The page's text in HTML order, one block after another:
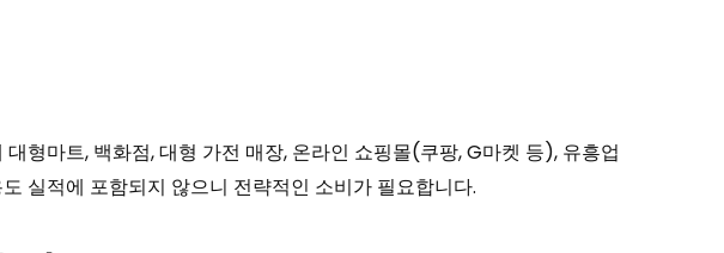
형마트, 백화점, 대형 가전 매장, 온라인 쇼핑몰(쿠팡, G마켓 등), 유흥업
실적에 포함되지 않으니 전략적인 소비가 필요합니다.